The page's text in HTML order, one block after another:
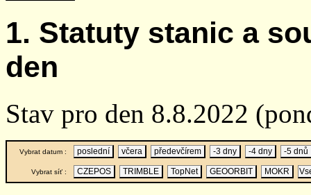
1. Statuty stanic a
den
Stav pro den 8.8.2022
Vybrat datum : poslední včera předevčírem -3 dny -4 dny -5 dnů
Vybrat síť : CZEPOS TRIMBLE TopNet GEOORBIT MOKR